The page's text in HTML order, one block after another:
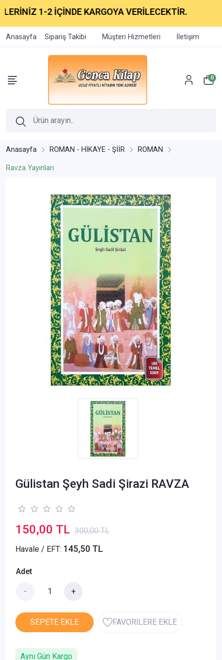
1-2 İÇİNDE KARGOYA VERİLECEKTİR.
Anasayfa Sipariş Takibi Müşteri Hizmetleri İletişim
0
Anasayfa ROMAN - HİKAYE - ŞİİR ROMAN
Ravza Yayınları
Gülistan Şeyh Sadi Şirazi RAVZA
150,00 TL 300,00 TL
Havale / EFT: 145,50 TL
Adet
- +
SEPETE EKLE FAVORİLERE EKLE
Aynı Gün Kargo